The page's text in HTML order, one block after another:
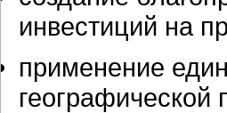
инвестиций на
применение
географической